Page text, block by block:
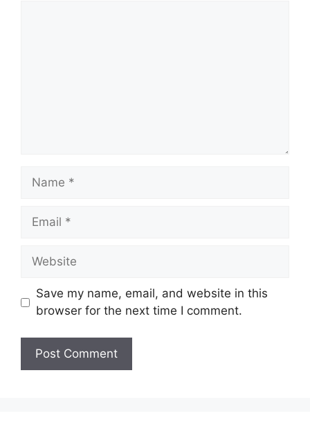
Name
Email
Website
Save my name, email, and website in this
browser for the next time I comment.